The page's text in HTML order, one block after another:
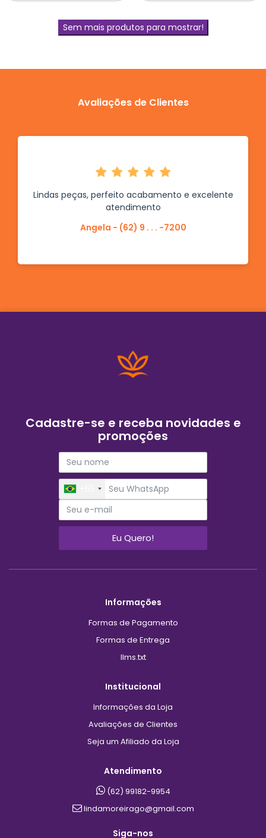
Sem mais produtos para mostrar!
Avaliações de Clientes
Lindas peças, perfeito acabamento e excelente
atendimento
Angela - (62) 9 . . . -7200
Cadastre-se e receba novidades e
promoções
Eu Quero!
Informações
Formas de Pagamento
Formas de Entrega
llms.txt
Institucional
Informações da Loja
Avaliações de Clientes
Seja um Afiliado da Loja
Atendimento
(62) 99182-9954
lindamoreirago@gmail.com
Siga-nos